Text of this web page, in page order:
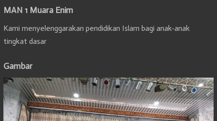
MAN 1 Muara Enim
Kami menyelenggarakan pendidikan Islam bagi anak-anak
tingkat dasar
Gambar